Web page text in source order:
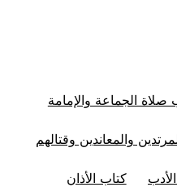
صلاة الجماعة والإمامة
والمعاندين وقتالهم
كتاب الأذان